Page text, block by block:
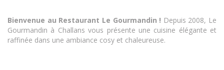
Bienvenue au Restaurant Le Gourmandin ! Depuis 2008, Le
Gourmandin à Challans vous présente une cuisine élégante et
raffinée dans une ambiance cosy et chaleureuse.